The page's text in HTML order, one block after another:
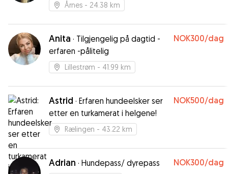
Årnes - 24.38 km
Anita · Tilgjengelig på dagtid -
erfaren -pålitelig
NOK300/dag
Lillestrøm - 41.99 km
Astrid · Erfaren hundeelsker ser
etter en turkamerat i helgene!
NOK500/dag
Rælingen - 43.22 km
Adrian · Hundepass/ dyrepass NOK300/dag